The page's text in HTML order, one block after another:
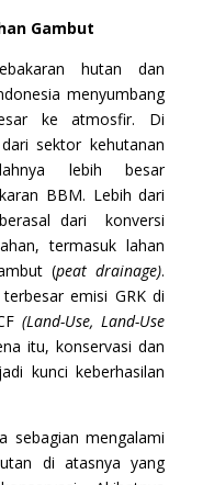
Gambut
hutan dan
menyumbang
ke atmosfir. Di
sektor kehutanan
lebih besar
BBM. Lebih dari
dari konversi
termasuk lahan
(peat drainage).
emisi GRK di
(Land-Use, Land-Use
itu, konservasi dan
kunci keberhasilan
sebagian mengalami
di atasnya yang